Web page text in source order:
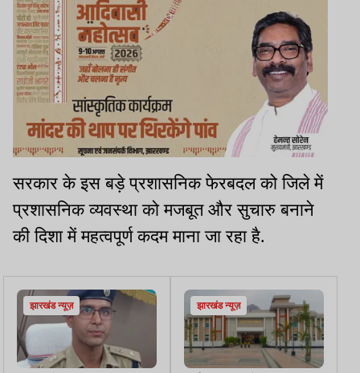
सरकार के इस बड़े प्रशासनिक फेरबदल को जिले में
प्रशासनिक व्यवस्था को मजबूत और सुचारु बनाने
की दिशा में महत्वपूर्ण कदम माना जा रहा है.
झारखंड न्यूज़ झारखंड न्यूज़